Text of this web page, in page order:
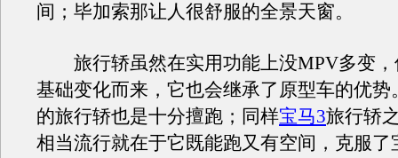
间；毕加索那让人很舒服的全景天窗。
旅行轿虽然在实用功能上没MPV多变，
基础变化而来，它也会继承了原型车的优势
的旅行轿也是十分擅跑；同样宝马3旅行轿
相当流行就在于它既能跑又有空间，克服了